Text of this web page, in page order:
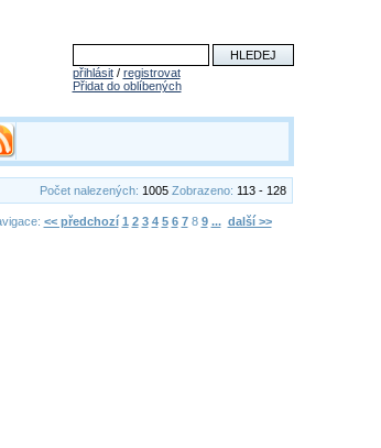
přihlásit/ registrovat
Přidat do oblíbených
Počet nalezených: 1005Zobrazeno: 113 - 128
<< předchozí 1 2 3 4 5 6 78 9 ... další >>